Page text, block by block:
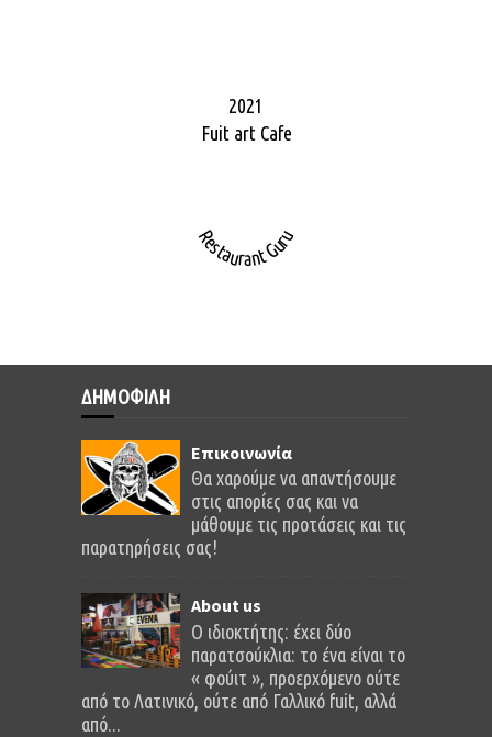
2021
Fuit art Cafe
Restaurant Guru
ΔΗΜΟΦΙΛΗ
Επικοινωνία
Θα χαρούμε να απαντήσουμε
στις απορίες σας και να
μάθουμε τις προτάσεις και τις
παρατηρήσεις σας!
About us
O ιδιοκτήτης: έχει δύο
παρατσούκλια: το ένα είναι το
« φούιτ », προερχόμενο ούτε
από το Λατινικό, ούτε από Γαλλικό fuit, αλλά
από...